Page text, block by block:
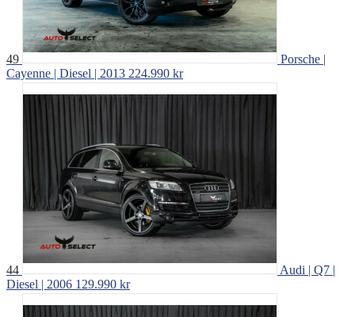
49
Porsche |
Cayenne | Diesel | 2013 224.990 kr
44
Audi | Q7 |
Diesel | 2006 129.990 kr